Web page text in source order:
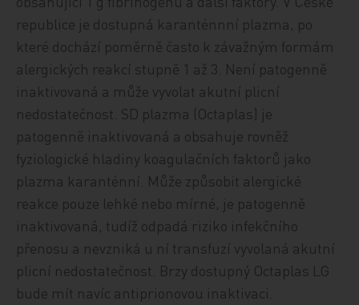
republice je dostupná karanténnní plazma, po
které dochází poměrně často k závažným formám
alergických reakcí stupně 1 až 3. Není patogenně
inaktivovaná a může vyvolat akutní plicní
nedostatečnost. SD plazma (Octaplas) je
patogenně inaktivovaná a obsahuje rovněž
fyziologické hladiny koagulačních faktorů jako
plazma karanténní. Může způsobit alergické
reakce pouze lehké nebo mírné, je patogenně
inaktivovaná, tudíž odpadá riziko infekčního
přenosu a nevzniká u ní transfuzí vyvolaná akutní
plicní nedostatečnost. Brzy dostupný Octaplas LG
bude mít navíc antiprionovou inaktivaci.